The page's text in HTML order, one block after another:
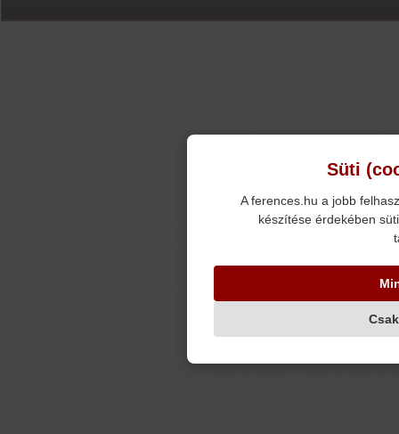
Süti
A ferences.hu a jobb
készítése érdekében